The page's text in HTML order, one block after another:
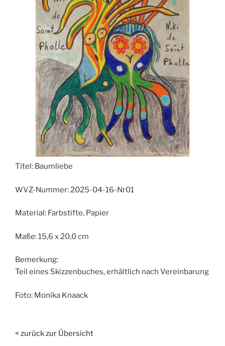
Titel: Baumliebe
WVZ-Nummer: 2025-04-16-Nr01
Material: Farbstifte, Papier
Maße:15,6 x 20,0 cm
Bemerkung:
Teil eines Skizzenbuches, erhältlich nach Vereinbarung
Foto: Monika Knaack
< zurück zur Übersicht